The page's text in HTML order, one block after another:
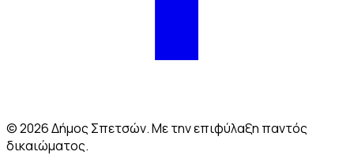
© 2026 Δήμος Σπετσών. Με την επιφύλαξη παντός
δικαιώματος.